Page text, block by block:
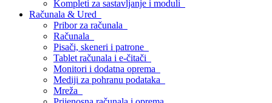
Kompleti za sastavljanje i moduli
Računala & Ured
Pribor za računala
Računala
Pisači, skeneri i patrone
Tablet računala i e-čitači
Monitori i dodatna oprema
Mediji za pohranu podataka
Mreža